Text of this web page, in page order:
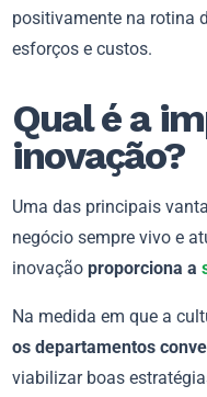
positivamente na rotina
esforços e custos.
Qual é a
inovação?
Uma das principais
negócio sempre vivo e
inovação proporciona a
Na medida em que a
os departamentos
viabilizar boas